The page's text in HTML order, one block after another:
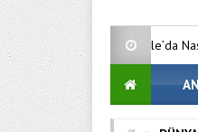
Nasıl Üst Sıralara